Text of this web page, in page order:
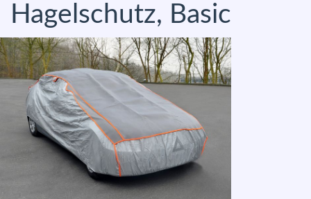
Hagelschutz, Basic